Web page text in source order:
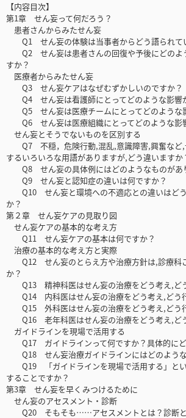
【内容目次】
第1章 せん妄って何だろう？
患者さんからみたせん妄
Q1 せん妄の体験は当事者からどう語られて
Q2 せん妄は患者さんの回復や予後にどのよ
すか？
医療者からみたせん妄
Q3 せん妄ケアはなぜむずかしいのですか？
Q4 せん妄は看護師にとってどのような影響
Q5 せん妄は医療チームにとってどのような
Q6 せん妄は医療組織にとってどのような影
せん妄とそうでないものを区別する
Q7 不穏，危険行動,混乱,意識障害,興奮など,
するいろいろな用語がありますが,どう違いますか
Q8 せん妄の具体例にはどのようなものがあ
Q9 せん妄と認知症の違いは何ですか？
Q10 せん妄と環境への不適応との違いはどう
か？
第２章 せん妄ケアの見取り図
せん妄ケアの基本的な考え方
Q11 せん妄ケアの基本は何ですか？
治療の基本的な考え方と実際
Q12 せん妄のとらえ方や治療方針は,診療科
か？
Q13 精神科医はせん妄の治療をどう考え,ど
Q14 内科医はせん妄の治療をどう考え,どう
Q15 外科医はせん妄の治療をどう考え,どう
Q16 老年科医はせん妄の治療をどう考え,ど
ガイドラインを現場で活用する
Q17 ガイドラインって何ですか？具体的にど
Q18 せん妄治療ガイドラインにはどのような
Q19 「ガイドラインを現場で活用する」とい
することですか？
第3章 せん妄を早くみつけるために
せん妄のアセスメント・診断
Q20 そもそも……アセスメントとは？診断と